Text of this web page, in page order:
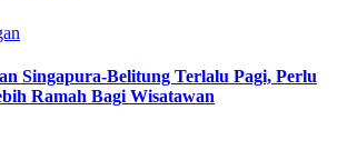
Singapura-Belitung Terlalu Pagi, Perlu
Ramah Bagi Wisatawan